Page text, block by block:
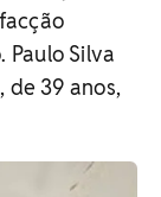
Paulo Silva
de 39 anos,